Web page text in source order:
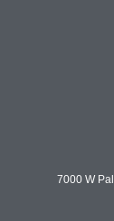
7000 W